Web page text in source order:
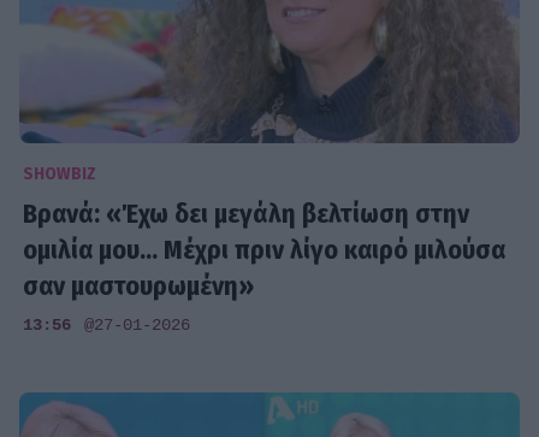
SHOWBIZ
Βρανά: «Έχω δει μεγάλη βελτίωση στην
ομιλία μου... Μέχρι πριν λίγο καιρό μιλούσα
σαν μαστουρωμένη»
13:56 @27-01-2026